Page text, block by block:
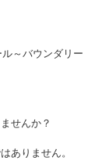
～バウンダリー
せんか？
ありません。